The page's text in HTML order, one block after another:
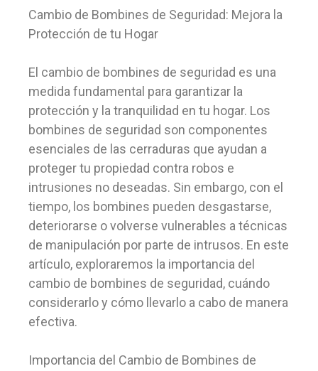
Cambio de Bombines de Seguridad: Mejora la
Protección de tu Hogar
El cambio de bombines de seguridad es una
medida fundamental para garantizar la
protección y la tranquilidad en tu hogar. Los
bombines de seguridad son componentes
esenciales de las cerraduras que ayudan a
proteger tu propiedad contra robos e
intrusiones no deseadas. Sin embargo, con el
tiempo, los bombines pueden desgastarse,
deteriorarse o volverse vulnerables a técnicas
de manipulación por parte de intrusos. En este
artículo, exploraremos la importancia del
cambio de bombines de seguridad, cuándo
considerarlo y cómo llevarlo a cabo de manera
efectiva.
Importancia del Cambio de Bombines de